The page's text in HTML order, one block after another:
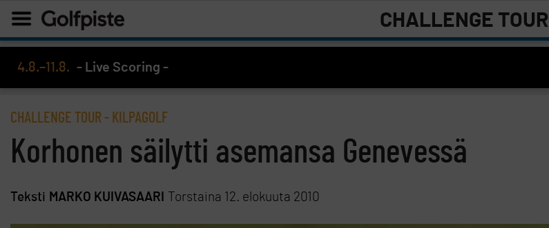
CHALLENGE TOUR
4.8.–11.8. - Live Scoring -
CHALLENGE TOUR - KILPAGOLF
Korhonen säilytti asemansa Genevessä
Teksti MARKO KUIVASAARI Torstaina 12. elokuuta 2010